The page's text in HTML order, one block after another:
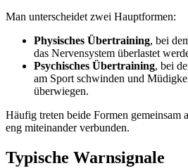
Man unterscheidet zwei Hauptformen:
Physisches Übertraining, bei
das Nervensystem überlastet
Psychisches Übertraining, bei
am Sport schwinden und
überwiegen.
Häufig treten beide Formen gemeinsam
eng miteinander verbunden.
Typische Warnsignale